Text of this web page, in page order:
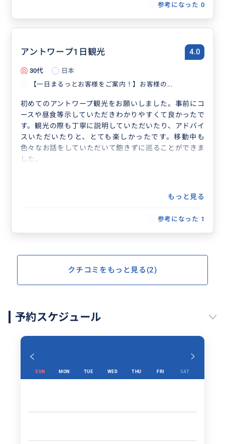
参考になった 0
アントワープ1日観光 4.0
30代
日本
【一日まるっとお客様をご案内！】お客様の...
初めてのアントワープ観光をお願いしました。事前にコ
ースや昼食等示していただきわかりやすくて良かったで
す。観光の際も丁寧に説明していただいたり、アドバイ
スいただいたりと、とても楽しかったです。移動中も
色々なお話をしていただいて飽きずに巡ることができま
した。
もっと見る
参考になった 1
クチコミをもっと見る(2)
予約スケジュール
SUN MON TUE WED THU FRI SAT